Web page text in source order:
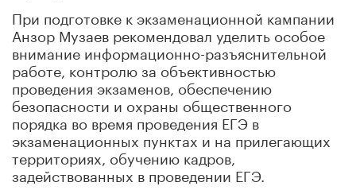
При подготовке к экзаменационной кампании
Анзор Музаев рекомендовал уделить особое
внимание информационно-разъяснительной
работе, контролю за объективностью
проведения экзаменов, обеспечению
безопасности и охраны общественного
порядка во время проведения ЕГЭ в
экзаменационных пунктах и на прилегающих
территориях, обучению кадров,
задействованных в проведении ЕГЭ.